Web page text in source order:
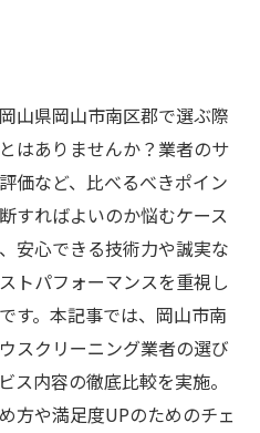
山県岡山市南区郡で選ぶ際
はありませんか？業者のサ
価など、比べるべきポイン
すればよいのか悩むケース
安心できる技術力や誠実な
トパフォーマンスを重視し
す。本記事では、岡山市南
スクリーニング業者の選び
ス内容の徹底比較を実施。
方や満足度UPのためのチェ